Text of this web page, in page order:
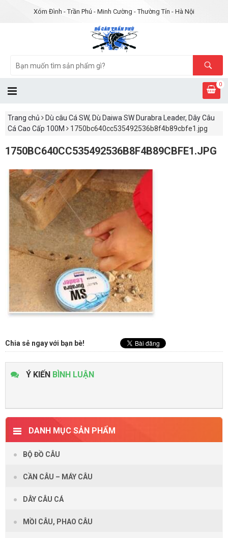
Xóm Đình - Trần Phú - Minh Cường - Thường Tín - Hà Nội
0
Trang chủ
Dù câu Cá SW, Dù Daiwa SW Durabra Leader, Dây Câu
Cá Cao Cấp 100M
1750bc640cc535492536b8f4b89cbfe1.jpg
1750BC640CC535492536B8F4B89CBFE1.JPG
Chia sẻ ngay với bạn bè!
Ý KIẾN BÌNH LUẬN
DANH MỤC SẢN PHẨM
BỘ ĐỒ CÂU
CẦN CÂU – MÁY CÂU
DÂY CÂU CÁ
MỒI CÂU, PHAO CÂU